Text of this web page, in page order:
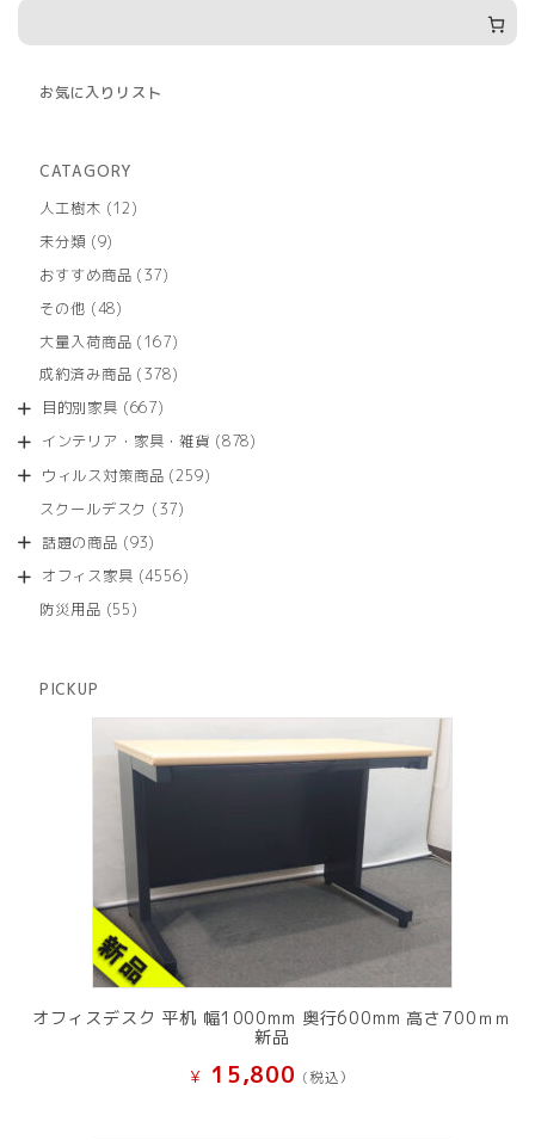
お気に入りリスト
CATAGORY
人工樹木
1212
商
未分類 99
の
商
おすすめ商品 3737
商
その他 4848
の
商
大量入荷商品 167167
の
成約済み商品 378378
商
目的別家具 667667
の
商
インテリア・家具・雑貨 878878
ウィルス対策商品 259259
スクールデスク 3737
商
話題の商品 9393
の
オフィス家具 45564556
防災用品 5555
PICKUP
オフィスデスク 平机 幅1000mm 奥行600mm 高さ700ｍｍ
新品
¥ 15,800 (税込）